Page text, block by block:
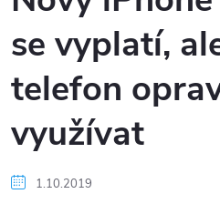
se vyplatí,
telefon
využívat
1.10.2019